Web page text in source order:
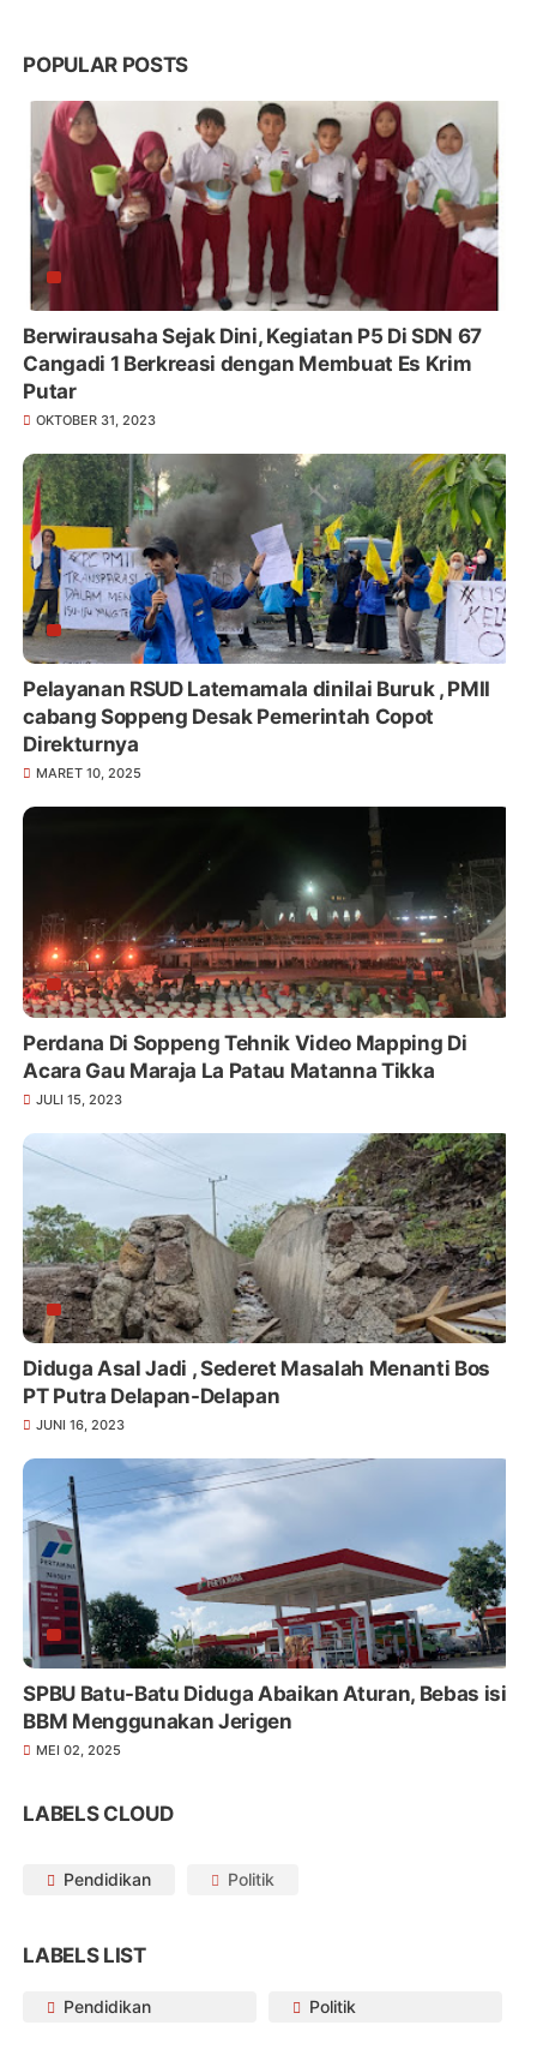
POPULAR POSTS
Berwirausaha Sejak Dini, Kegiatan P5 Di SDN 67
Cangadi 1 Berkreasi dengan Membuat Es Krim
Putar
OKTOBER 31, 2023
Pelayanan RSUD Latemamala dinilai Buruk , PMII
cabang Soppeng Desak Pemerintah Copot
Direkturnya
MARET 10, 2025
Perdana Di Soppeng Tehnik Video Mapping Di
Acara Gau Maraja La Patau Matanna Tikka
JULI 15, 2023
Diduga Asal Jadi , Sederet Masalah Menanti Bos
PT Putra Delapan-Delapan
JUNI 16, 2023
SPBU Batu-Batu Diduga Abaikan Aturan, Bebas isi
BBM Menggunakan Jerigen
MEI 02, 2025
LABELS CLOUD
Pendidikan Politik
LABELS LIST
Pendidikan Politik